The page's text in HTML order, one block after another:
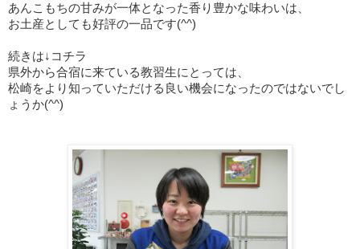
あんこもちの甘みが一体となった香り豊かな味わいは、
お土産としても好評の一品です(^^)
続きは↓コチラ
県外から合宿に来ている教習生にとっては、
松崎をより知っていただける良い機会になったのではないでし
ょうか(^^)